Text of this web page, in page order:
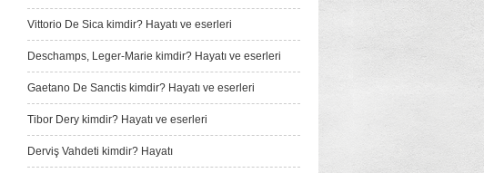
Vittorio De Sica kimdir? Hayatı ve eserleri
Deschamps, Leger-Marie kimdir? Hayatı ve eserleri
Gaetano De Sanctis kimdir? Hayatı ve eserleri
Tibor Dery kimdir? Hayatı ve eserleri
Derviş Vah­deti kimdir? Hayatı